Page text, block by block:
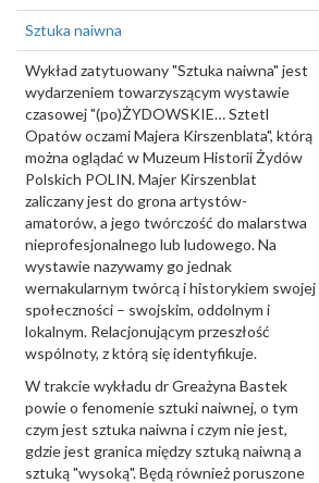
Sztuka naiwna
Wykład zatytuowany "Sztuka naiwna" jest
wydarzeniem towarzyszącym wystawie
czasowej "(po)ŻYDOWSKIE… Sztetl
Opatów oczami Majera Kirszenblata", którą
można oglądać w Muzeum Historii Żydów
Polskich POLIN. Majer Kirszenblat
zaliczany jest do grona artystów-
amatorów, a jego twórczość do malarstwa
nieprofesjonalnego lub ludowego. Na
wystawie nazywamy go jednak
wernakularnym twórcą i historykiem swojej
społeczności – swojskim, oddolnym i
lokalnym. Relacjonującym przeszłość
wspólnoty, z którą się identyfikuje.
W trakcie wykładu dr Greażyna Bastek
powie o fenomenie sztuki naiwnej, o tym
czym jest sztuka naiwna i czym nie jest,
gdzie jest granica między sztuką naiwną a
sztuką "wysoką". Będą również poruszone